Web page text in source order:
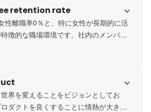
retention rate
性離職率0％と、特に女性が長期的に活
徴的な職場環境です。社内のメンバー
で、第二の家族と思えるような温かい
界を変えることをビジョンとしてお
ダクトを良くすることに情熱が大きい